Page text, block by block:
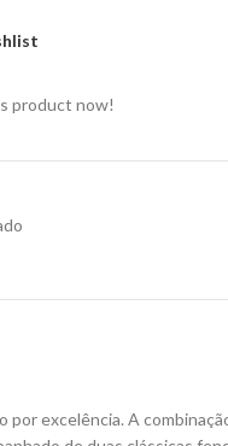
product now!
por excelência. A